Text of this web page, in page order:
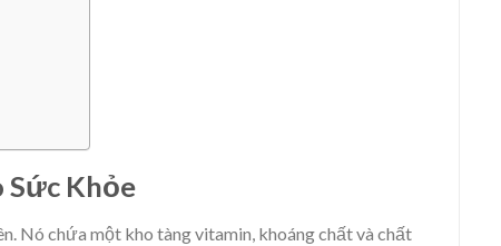
Sức Khỏe
Nó chứa một kho tàng vitamin, khoáng chất và chất